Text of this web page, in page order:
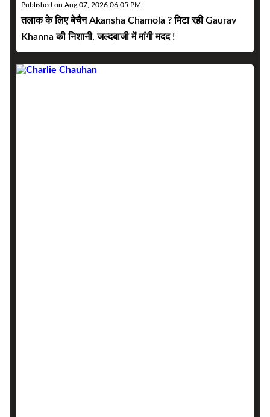
Published on Aug 07, 2026 06:05 PM
तलाक के लिए बेचैन Akansha Chamola ? मिटा रही Gaurav
Khanna की निशानी, जल्दबाजी में मांगी मदद !